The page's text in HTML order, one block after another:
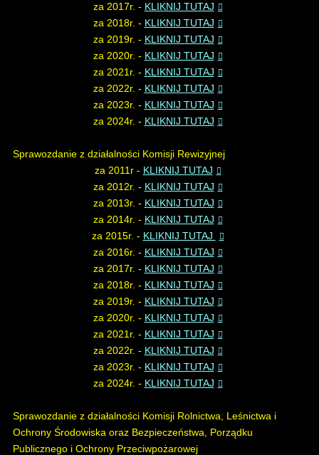
za 2017r. - KLIKNIJ TUTAJ
za 2018r. - KLIKNIJ TUTAJ
za 2019r. - KLIKNIJ TUTAJ
za 2020r. - KLIKNIJ TUTAJ
za 2021r. - KLIKNIJ TUTAJ
za 2022r. - KLIKNIJ TUTAJ
za 2023r. - KLIKNIJ TUTAJ
za 2024r. - KLIKNIJ TUTAJ
Sprawozdanie z działalności Komisji Rewizyjnej
za 2011r - KLIKNIJ TUTAJ
za 2012r. - KLIKNIJ TUTAJ
za 2013r. - KLIKNIJ TUTAJ
za 2014r. - KLIKNIJ TUTAJ
za 2015r. - KLIKNIJ TUTAJ
za 2016r. - KLIKNIJ TUTAJ
za 2017r. - KLIKNIJ TUTAJ
za 2018r. - KLIKNIJ TUTAJ
za 2019r. - KLIKNIJ TUTAJ
za 2020r. - KLIKNIJ TUTAJ
za 2021r. - KLIKNIJ TUTAJ
za 2022r. - KLIKNIJ TUTAJ
za 2023r. - KLIKNIJ TUTAJ
za 2024r. - KLIKNIJ TUTAJ
Sprawozdanie z działalności Komisji Rolnictwa, Leśnictwa i
Ochrony Środowiska oraz Bezpieczeństwa, Porządku
Publicznego i Ochrony Przeciwpożarowej